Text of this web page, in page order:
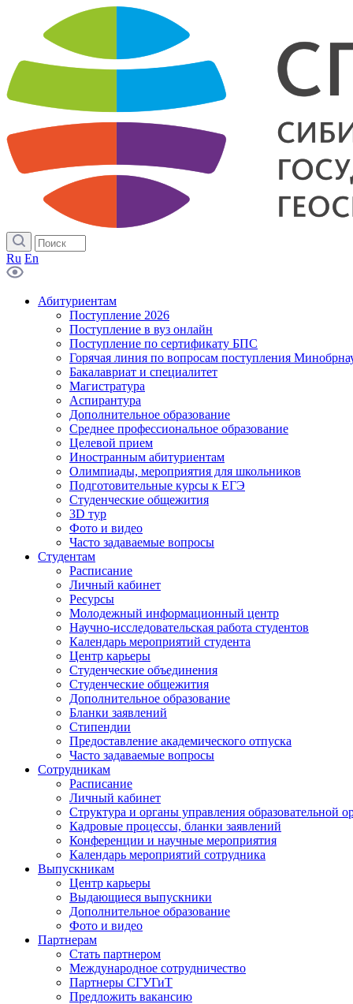
Ru En
Абитуриентам
Поступление 2026
Поступление в вуз онлайн
Поступление по сертификату БПС
Горячая линия по вопросам поступления
Бакалавриат и специалитет
Магистратура
Аспирантура
Дополнительное образование
Среднее профессиональное образование
Целевой прием
Иностранным абитуриентам
Олимпиады, мероприятия для школьников
Подготовительные курсы к ЕГЭ
Студенческие общежития
3D тур
Фото и видео
Часто задаваемые вопросы
Студентам
Расписание
Личный кабинет
Ресурсы
Молодежный информационный центр
Научно-исследовательская работа студентов
Календарь мероприятий студента
Центр карьеры
Студенческие объединения
Студенческие общежития
Дополнительное образование
Бланки заявлений
Стипендии
Предоставление академического отпуска
Часто задаваемые вопросы
Сотрудникам
Расписание
Личный кабинет
Структура и органы управления образовательной
Кадровые процессы, бланки заявлений
Конференции и научные мероприятия
Календарь мероприятий сотрудника
Выпускникам
Центр карьеры
Выдающиеся выпускники
Дополнительное образование
Фото и видео
Партнерам
Стать партнером
Международное сотрудничество
Партнеры СГУГиТ
Предложить вакансию